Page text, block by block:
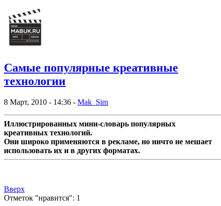
Самые популярные креативные
технологии
8 Март, 2010 - 14:36 - Mak_Sim
Иллюстрированных мини-словарь популярных
креативных технологий.
Они широко применяются в рекламе, но ничто не мешает
использовать их и в других форматах.
Вверх
Отметок "нравится": 1